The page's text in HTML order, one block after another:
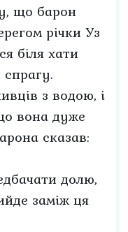
що барон
річки Уз
біля хати
з водою, і
вона дуже
сказав:
долю,
заміж ця